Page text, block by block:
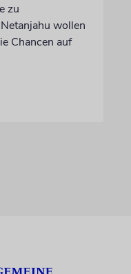
zu
wollen
Chancen auf